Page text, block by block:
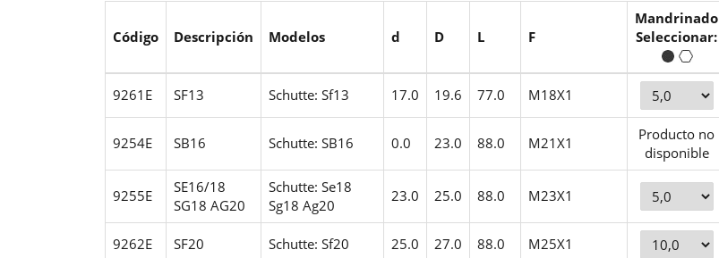
Código Descripción Modelos d D L F
Mandrinado
Seleccionar:
9261E SF13 Schutte: Sf13 17.0 19.6 77.0 M18X1
9254E SB16 Schutte: SB16 0.0 23.0 88.0 M21X1
Producto no
disponible
9255E
SE16/18
SG18 AG20
Schutte: Se18
Sg18 Ag20
23.0 25.0 88.0 M23X1
9262E SF20 Schutte: Sf20 25.0 27.0 88.0 M25X1